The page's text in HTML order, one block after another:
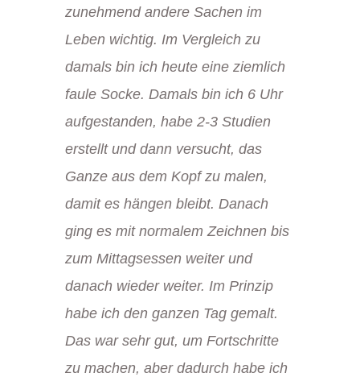
zunehmend andere Sachen im
Leben wichtig. Im Vergleich zu
damals bin ich heute eine ziemlich
faule Socke. Damals bin ich 6 Uhr
aufgestanden, habe 2-3 Studien
erstellt und dann versucht, das
Ganze aus dem Kopf zu malen,
damit es hängen bleibt. Danach
ging es mit normalem Zeichnen bis
zum Mittagsessen weiter und
danach wieder weiter. Im Prinzip
habe ich den ganzen Tag gemalt.
Das war sehr gut, um Fortschritte
zu machen, aber dadurch habe ich